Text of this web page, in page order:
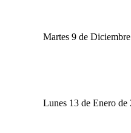
Martes 9 de
Lunes 13 de Enero de